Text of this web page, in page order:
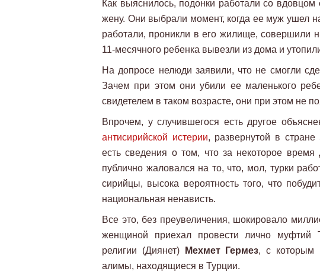
Как выяснилось, подонки работали со
жену. Они выбрали момент, когда ее муж ушел
работали, проникли в его жилище, совершили
11-месячного ребенка вывезли из дома и
На допросе нелюди заявили, что не смогли
Зачем при этом они убили ее маленького
свидетелем в таком возрасте, они при этом не
Впрочем, у случившегося есть другое
антисирийской истерии, развернутой в
есть сведения о том, что за некоторое время
публично жаловался на то, что, мол, турки
сирийцы, высока вероятность того, что
национальная ненависть.
Все это, без преувеличения, шокировало
женщиной приехал провести лично муфтий
религии (Диянет)
Мехмет Гермез, с которым
алимы, находящиеся в Турции.